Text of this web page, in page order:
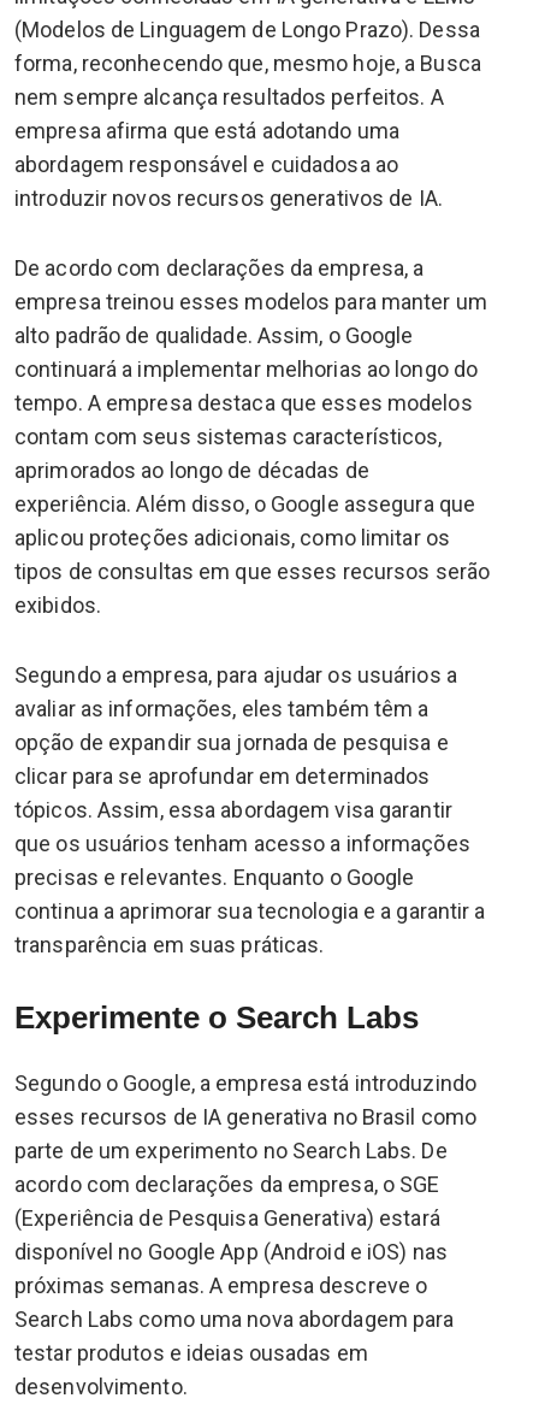
(Modelos de Linguagem de Longo Prazo). Dessa
forma, reconhecendo que, mesmo hoje, a Busca
nem sempre alcança resultados perfeitos. A
empresa afirma que está adotando uma
abordagem responsável e cuidadosa ao
introduzir novos recursos generativos de IA.
De acordo com declarações da empresa, a
empresa treinou esses modelos para manter um
alto padrão de qualidade. Assim, o Google
continuará a implementar melhorias ao longo do
tempo. A empresa destaca que esses modelos
contam com seus sistemas característicos,
aprimorados ao longo de décadas de
experiência. Além disso, o Google assegura que
aplicou proteções adicionais, como limitar os
tipos de consultas em que esses recursos serão
exibidos.
Segundo a empresa, para ajudar os usuários a
avaliar as informações, eles também têm a
opção de expandir sua jornada de pesquisa e
clicar para se aprofundar em determinados
tópicos. Assim, essa abordagem visa garantir
que os usuários tenham acesso a informações
precisas e relevantes. Enquanto o Google
continua a aprimorar sua tecnologia e a garantir a
transparência em suas práticas.
Experimente o Search Labs
Segundo o Google, a empresa está introduzindo
esses recursos de IA generativa no Brasil como
parte de um experimento no Search Labs. De
acordo com declarações da empresa, o SGE
(Experiência de Pesquisa Generativa) estará
disponível no Google App (Android e iOS) nas
próximas semanas. A empresa descreve o
Search Labs como uma nova abordagem para
testar produtos e ideias ousadas em
desenvolvimento.